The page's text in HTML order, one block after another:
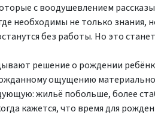
с воодушевлением
необходимы не только знания,
без работы. Но это
решение о рождении
ощущению
жильё побольше, более
кажется, что время для